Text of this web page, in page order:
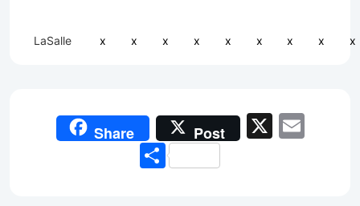
LaSalle x x x x x x x x x
Share Post X
Share